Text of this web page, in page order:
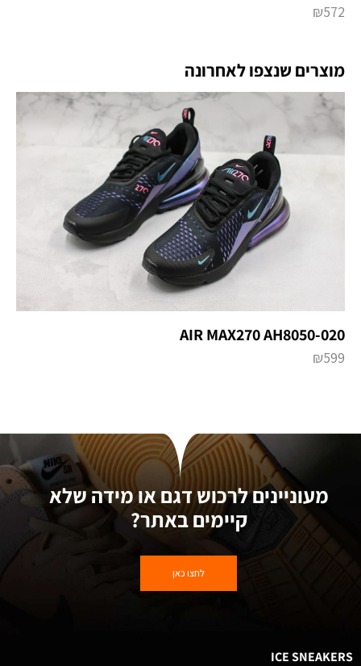
₪572
מוצרים שנצפו לאחרונה
AIR MAX270 AH8050-020
₪599
מעוניינים לרכוש דגם או מידה שלא
קיימים באתר?
לחצו כאן
ICE SNEAKERS